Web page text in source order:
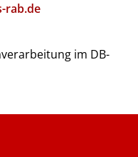
rab.de
im DB-